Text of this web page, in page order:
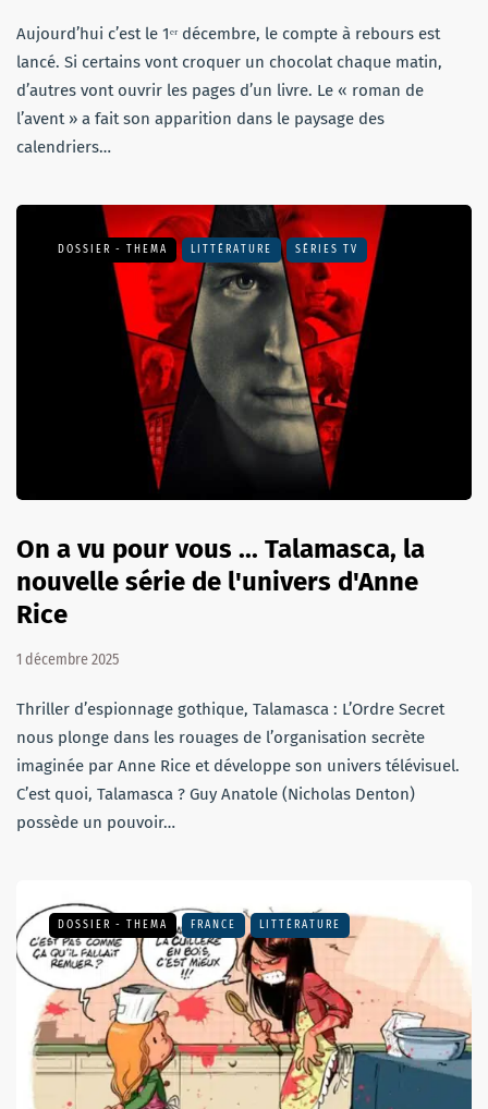
Aujourd’hui c’est le 1ᵉʳ décembre, le compte à rebours est
lancé. Si certains vont croquer un chocolat chaque matin,
d’autres vont ouvrir les pages d’un livre. Le « roman de
l’avent » a fait son apparition dans le paysage des
calendriers…
DOSSIER - THEMA LITTÉRATURE SÉRIES TV
On a vu pour vous ... Talamasca, la
nouvelle série de l'univers d'Anne
Rice
1 décembre 2025
Thriller d’espionnage gothique, Talamasca : L’Ordre Secret
nous plonge dans les rouages de l’organisation secrète
imaginée par Anne Rice et développe son univers télévisuel.
C’est quoi, Talamasca ? Guy Anatole (Nicholas Denton)
possède un pouvoir…
DOSSIER - THEMA FRANCE LITTÉRATURE